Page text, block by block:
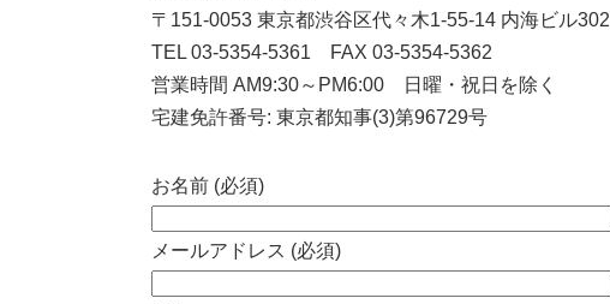
〒151-0053 東京都渋谷区代々木1-55-14 内海ビル302
TEL 03-5354-5361 FAX 03-5354-5362
営業時間 AM9:30～PM6:00 日曜・祝日を除く
宅建免許番号: 東京都知事(3)第96729号
お名前 (必須)
メールアドレス (必須)